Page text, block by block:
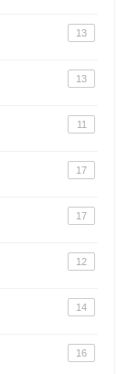
13
13
11
17
17
12
14
16